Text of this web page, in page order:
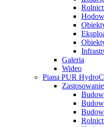
Galeria
Wideo
Piana PUR
Zastosowanie